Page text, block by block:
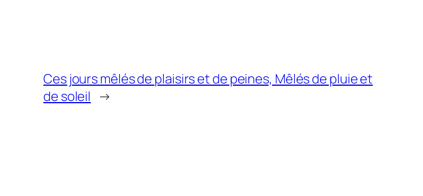
Ces jours mêlés de plaisirs et de peines, Mêlés de pluie et
de soleil →